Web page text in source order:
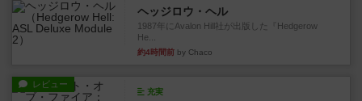
ヘッジロウ・ヘル
1987年にAvalon Hill社が出版した『Hedgerow
He...
約4時間前 by Chaco
レビュー
充実